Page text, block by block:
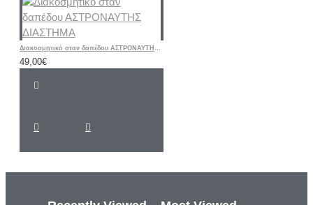
Διακοσμητικό σταν δαπέδου ΑΣΤΡΟΝΑΥΤΗΣ ΔΙΑΣΤΗΜΑ
49,00€